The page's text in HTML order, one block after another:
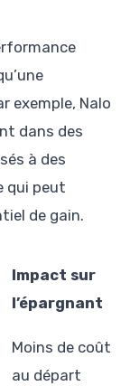
exemple, Nalo
dans des
à des
qui peut
de gain.
Impact sur
l’épargnant
Moins de coût
au départ